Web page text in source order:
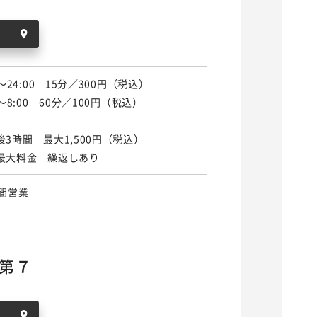
24:00 15分／300円（税込）
8:00 60分／100円（税込）
3時間 最大1,500円（税込）
大料金 繰返しあり
営業
７